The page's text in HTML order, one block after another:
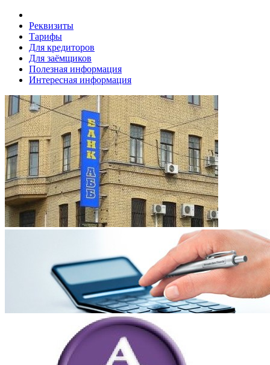
Реквизиты
Тарифы
Для кредиторов
Для заёмщиков
Полезная информация
Интересная информация